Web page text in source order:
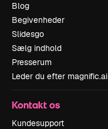
Blog
Begivenheder
Slidesgo
Sælg indhold
Presserum
Leder du efter magnific.ai
Kontakt os
Kundesupport